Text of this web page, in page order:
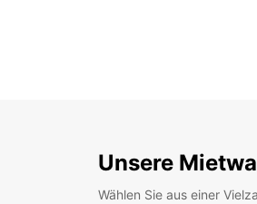
Unsere
Wählen Sie aus einer